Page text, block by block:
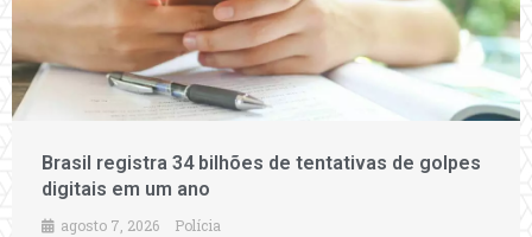
Brasil registra 34 bilhões de tentativas de golpes
digitais em um ano
agosto 7, 2026 Polícia